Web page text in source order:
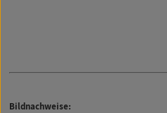
Bildnachweise: